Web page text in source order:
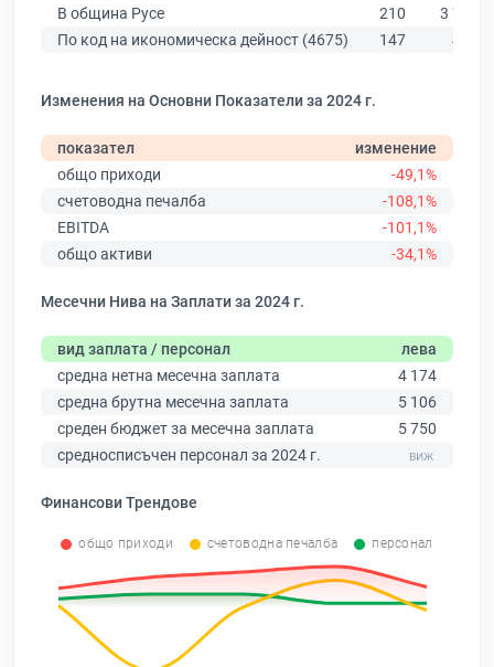
В община Русе
210
3 764
По код на икономическа дейност (4675)
147 457
Изменения на Основни Показатели за 2024 г.
показател
изменение
общо приходи
-49,1%
счетоводна печалба
-108,1%
EBITDA
-101,1%
общо активи
-34,1%
Месечни Нива на Заплати за 2024 г.
вид заплата / персонал
лева
средна нетна месечна заплата
4 174
средна брутна месечна заплата
5 106
среден бюджет за месечна заплата
5 750
средносписъчен персонал за 2024 г.
Финансови Трендове
общо приходи счетоводна печалба персонал